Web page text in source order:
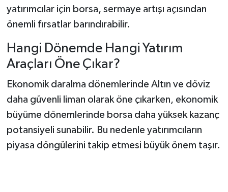
yatırımcılar için borsa, sermaye artışı açısından
önemli fırsatlar barındırabilir.
Hangi Dönemde Hangi Yatırım
Araçları Öne Çıkar?
Ekonomik daralma dönemlerinde Altın ve döviz
daha güvenli liman olarak öne çıkarken, ekonomik
büyüme dönemlerinde borsa daha yüksek kazanç
potansiyeli sunabilir. Bu nedenle yatırımcıların
piyasa döngülerini takip etmesi büyük önem taşır.